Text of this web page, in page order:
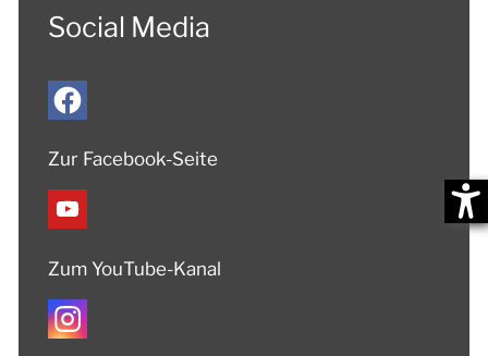
Social Media
Zur Facebook-Seite
Zum YouTube-Kanal